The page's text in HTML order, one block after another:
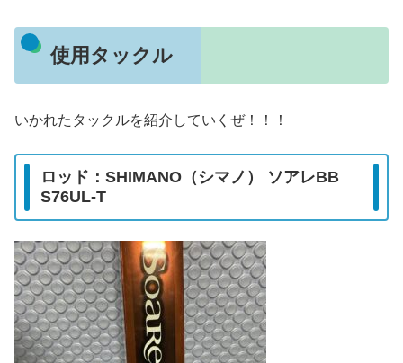
使用タックル
いかれたタックルを紹介していくぜ！！！
ロッド：SHIMANO（シマノ） ソアレBB
S76UL-T